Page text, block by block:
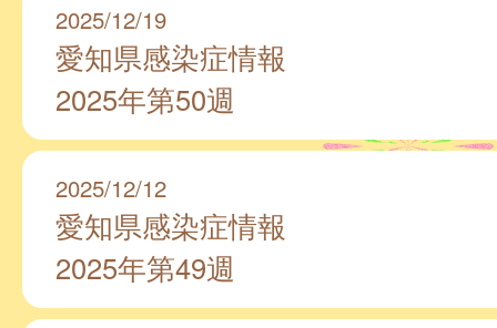
2025/12/19
愛知県感染症情報
2025年第50週
2025/12/12
愛知県感染症情報
2025年第49週